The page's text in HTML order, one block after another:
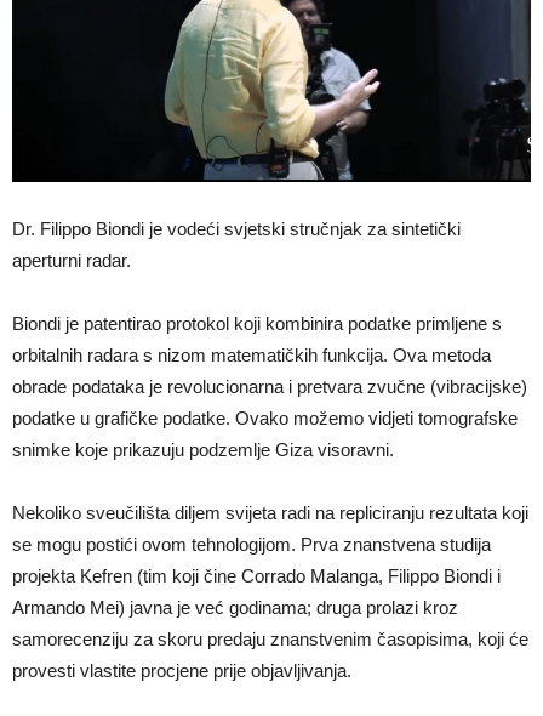
Dr. Filippo Biondi je vodeći svjetski stručnjak za sintetički
aperturni radar.
Biondi je patentirao protokol koji kombinira podatke primljene s
orbitalnih radara s nizom matematičkih funkcija. Ova metoda
obrade podataka je revolucionarna i pretvara zvučne (vibracijske)
podatke u grafičke podatke. Ovako možemo vidjeti tomografske
snimke koje prikazuju podzemlje Giza visoravni.
Nekoliko sveučilišta diljem svijeta radi na repliciranju rezultata koji
se mogu postići ovom tehnologijom. Prva znanstvena studija
projekta Kefren (tim koji čine Corrado Malanga, Filippo Biondi i
Armando Mei) javna je već godinama; druga prolazi kroz
samorecenziju za skoru predaju znanstvenim časopisima, koji će
provesti vlastite procjene prije objavljivanja.